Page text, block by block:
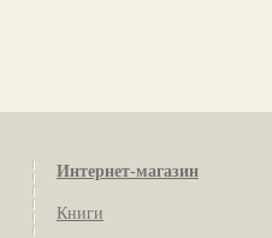
Интернет-магазин
Книги